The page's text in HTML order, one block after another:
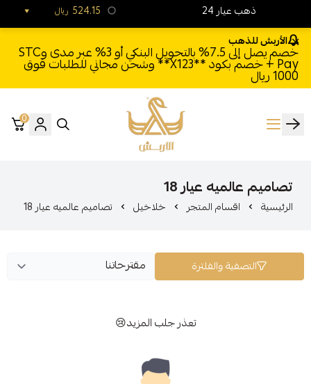
الأربش للذهب
خصم يصل إلى 7.5% بالتحويل البنكي أو 3% عبر مدى وSTC
Pay + خصم بكود **X123** وشحن مجاني للطلبات فوق
1000 ريال
الأربش للذهب
0
تصاميم عالميه عيار 18
الرئيسية اقسام المتجر خلاخيل تصاميم عالميه عيار 18
التصفية والفلترة
تعذر جلب المزيد😢
24 ذهب عيار ريال 524.15